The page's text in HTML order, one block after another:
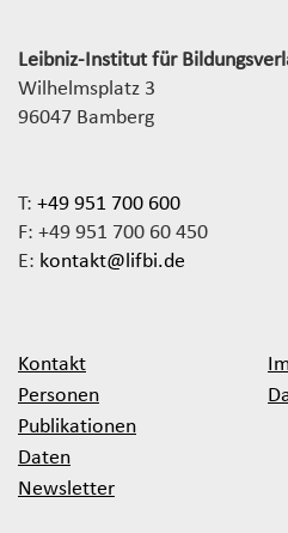
Leibniz-Institut für
Wilhelmsplatz 3
96047 Bamberg
T: +49 951 700 600
F: +49 951 700 60 450
E: kontakt@lifbi.de
Kontakt
Personen
Publikationen
Daten
Newsletter